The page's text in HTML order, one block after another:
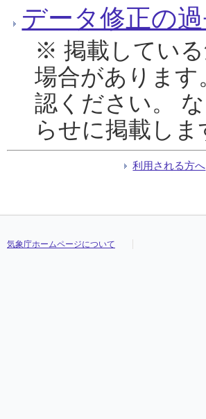
データ修正の
※ 掲載してい
場合があります
認ください。
らせに掲載しま
利用される方へ
気象庁ホームページについて